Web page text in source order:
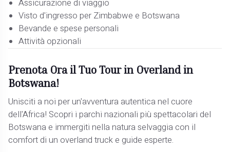
Assicurazione di viaggio
Visto d'ingresso per Zimbabwe e Botswana
Bevande e spese personali
Attività opzionali
Prenota Ora il Tuo Tour in Overland in
Botswana!
Unisciti a noi per un'avventura autentica nel cuore
dell'Africa! Scopri i parchi nazionali più spettacolari del
Botswana e immergiti nella natura selvaggia con il
comfort di un overland truck e guide esperte.